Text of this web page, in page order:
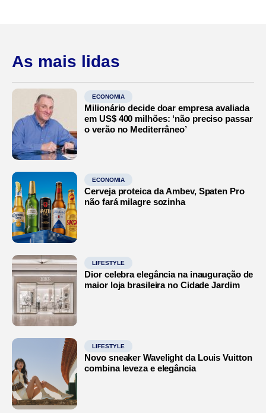
As mais lidas
ECONOMIA
Milionário decide doar empresa avaliada
em US$ 400 milhões: ‘não preciso passar
o verão no Mediterrâneo’
ECONOMIA
Cerveja proteica da Ambev, Spaten Pro
não fará milagre sozinha
LIFESTYLE
Dior celebra elegância na inauguração de
maior loja brasileira no Cidade Jardim
LIFESTYLE
Novo sneaker Wavelight da Louis Vuitton
combina leveza e elegância